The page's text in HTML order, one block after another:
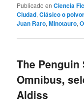
Publicado en Ciencia
Ciudad,Clásico o
Juan Raro,Minotauro,
The
Omnibus,
Aldiss